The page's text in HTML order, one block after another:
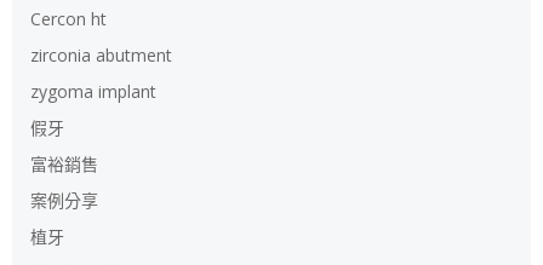
Cercon ht
zirconia abutment
zygoma implant
假牙
富裕銷售
案例分享
植牙